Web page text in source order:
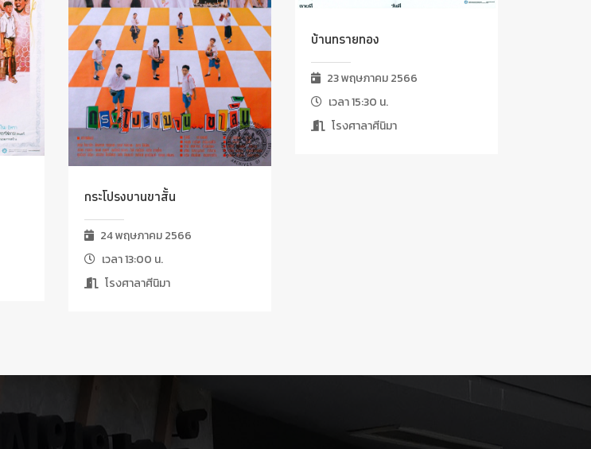
กระโปรงบานขาสั้น
24 พฤษภาคม 2566
เวลา 13:00 น.
โรงศาลาศีนิมา
บ้านทรายทอง
23 พฤษภาคม 2566
เวลา 15:30 น.
โรงศาลาศีนิมา